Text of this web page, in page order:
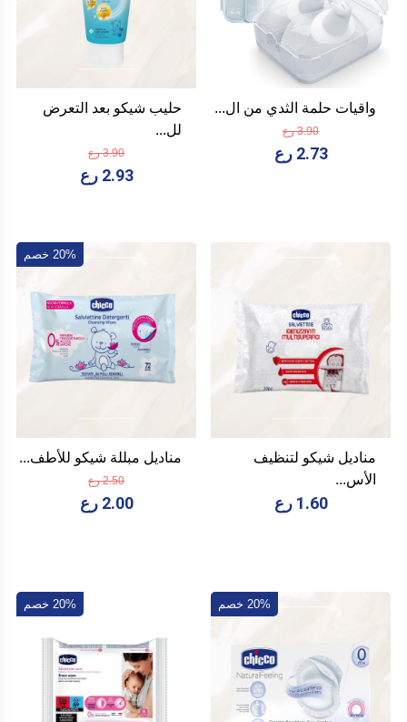
واقيات حلمة الثدي من ال...
3.90 رع
2.73 رع
حليب شيكو بعد التعرض
لل...
3.90 رع
2.93 رع
مناديل شيكو لتنظيف
الأس...
1.60 رع
20% خصم
مناديل مبللة شيكو للأطف...
2.50 رع
2.00 رع
20% خصم 20% خصم